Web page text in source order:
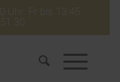
Uhr. Fr bis 13:45
30